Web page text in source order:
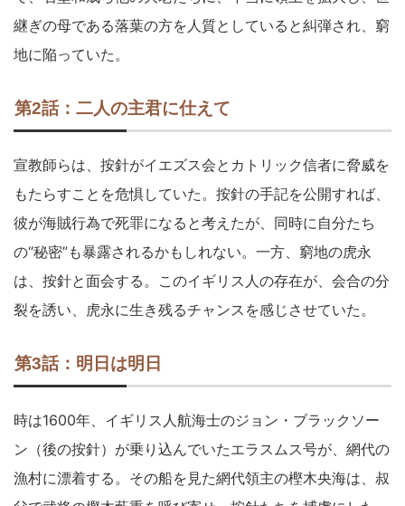
継ぎの母である落葉の方を人質としていると糾弾され、窮
地に陥っていた。
第2話：二人の主君に仕えて
宣教師らは、按針がイエズス会とカトリック信者に脅威を
もたらすことを危惧していた。按針の手記を公開すれば、
彼が海賊行為で死罪になると考えたが、同時に自分たち
の“秘密”も暴露されるかもしれない。一方、窮地の虎永
は、按針と面会する。このイギリス人の存在が、会合の分
裂を誘い、虎永に生き残るチャンスを感じさせていた。
第3話：明日は明日
時は1600年、イギリス人航海士のジョン・ブラックソー
ン（後の按針）が乗り込んでいたエラスムス号が、網代の
漁村に漂着する。その船を見た網代領主の樫木央海は、叔